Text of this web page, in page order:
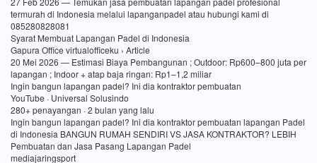
termurah di Indonesia melalui lapanganpadel atau hubungi kami di
085280828081
Syarat Membuat Lapangan Padel di Indonesia
Gapura Office virtualofficeku › Article
20 Mei 2026 — Estimasi Biaya Pembangunan ; Outdoor: Rp600–800 juta per
lapangan ; Indoor + atap baja ringan: Rp1–1,2 miliar
Ingin bangun lapangan padel? Ini dia kontraktor pembuatan
YouTube · Universal Solusindo
280+ penayangan · 2 bulan yang lalu
Ingin bangun lapangan padel? Ini dia kontraktor pembuatan lapangan Padel
di Indonesia BANGUN RUMAH SENDIRI VS JASA KONTRAKTOR? LEBIH
Pembuatan dan Jasa Pasang Lapangan Padel
mediajaringsport